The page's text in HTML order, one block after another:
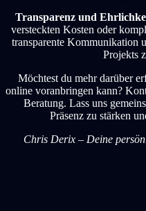
Transparenz und
versteckten Kosten oder
transparente Kommunikation
Projekts
Möchtest du mehr darüber
online voranbringen kann?
Beratung. Lass uns
Präsenz zu stärken
Chris Derix – Deine